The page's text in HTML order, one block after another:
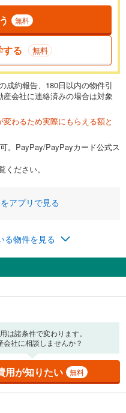
可能です。多くの金融機関
しています。
万円
3,998万円
金額を入力してくださ
が目安です。
万円
てください。
によって異なります。
。初期設定で自動入力されてい
金利とは何ら関係がなく、実際
証するものではありません。返
ります。入力された金利を35年
す。
す。ご注意ください。実際にお
自身でご確認をお願いいたしま
があります。
無料
する 無料
成約報告、180日以内の物件引
会社に連絡済みの場合は対象
わるため実際にもらえる額と
。PayPay/PayPayカード公式ス
ください。
アプリで見る
る物件を見る
は諸条件で変わります。
会社に相談しませんか？
用が知りたい 無料